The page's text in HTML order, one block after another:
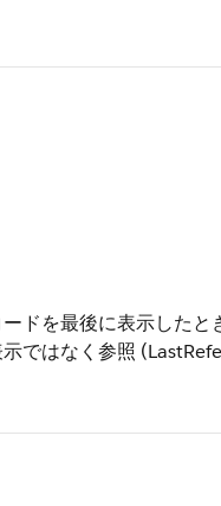
ドを最後に表示した
ではなく参照